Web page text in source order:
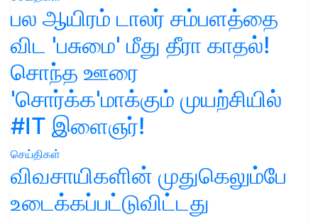
பல ஆயிரம் டாலர் சம்பளத்தை
விட 'பசுமை' மீது தீரா காதல்!
சொந்த ஊரை
'சொர்க்க'மாக்கும் முயற்சியில்
#IT இளைஞர்!
செய்திகள்
விவசாயிகளின் முதுகெலும்பே
உடைக்கப்பட்டுவிட்டது